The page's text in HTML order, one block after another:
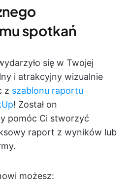
spotkań
się w Twojej
i atrakcyjny wizualnie
z szablonu raportu
! Został on
pomóc Ci stworzyć
raport z wyników lub
możesz: